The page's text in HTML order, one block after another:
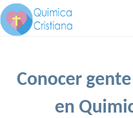
Conocer
en